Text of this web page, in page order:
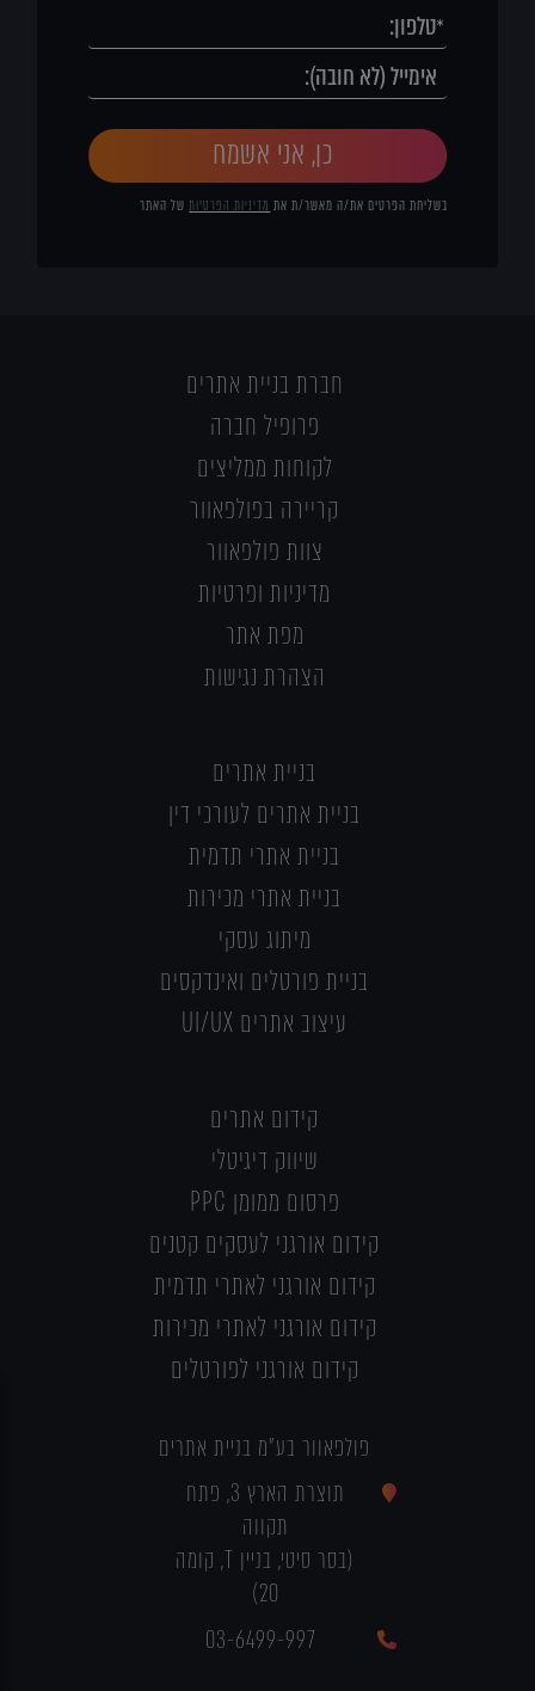
כן, אני אשמח
בשליחת הפרטים את/ה מאשר/ת את מדיניות הפרטיותשל האתר
חברת בניית אתרים
פרופיל חברה
לקוחות ממליצים
קריירה בפולפאוור
צוות פולפאוור
מדיניות ופרטיות
מפת אתר
הצהרת נגישות
בניית אתרים
בניית אתרים לעורכי דין
בניית אתרי תדמית
בניית אתרי מכירות
מיתוג עסקי
בניית פורטלים ואינדקסים
עיצוב אתרים UI/UX
קידום אתרים
שיווק דיגיטלי
פרסום ממומן PPC
קידום אורגני לעסקים קטנים
קידום אורגני לאתרי תדמית
קידום אורגני לאתרי מכירות
קידום אורגני לפורטלים
פולפאוור בע"מ בניית אתרים
תוצרת הארץ 3, פתח
תקווה
(בסר סיטי, בניין T, קומה
20)
03-6499-997